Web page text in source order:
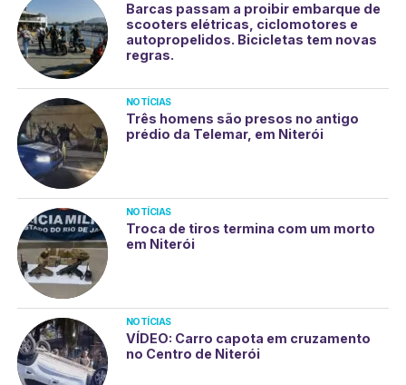
Barcas passam a proibir embarque de
scooters elétricas, ciclomotores e
autopropelidos. Bicicletas tem novas
regras.
NOTÍCIAS
Três homens são presos no antigo
prédio da Telemar, em Niterói
NOTÍCIAS
Troca de tiros termina com um morto
em Niterói
NOTÍCIAS
VÍDEO: Carro capota em cruzamento
no Centro de Niterói